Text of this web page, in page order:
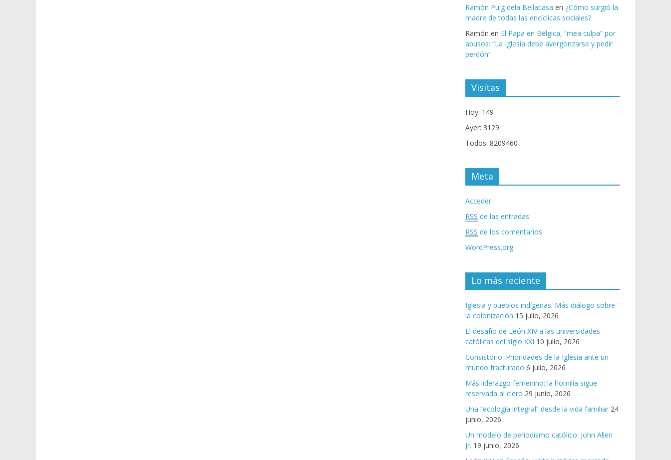
Ramón Puig dela Bellacasa en ¿Cómo surgió la
madre de todas las encíclicas sociales?
Ramón en El Papa en Bélgica, “mea culpa” por
abusos: “La Iglesia debe avergonzarse y pedir
perdón”
Visitas
Hoy: 149
Ayer: 3129
Todos: 8209460
Meta
Acceder
RSS de las entradas
RSS de los comentarios
WordPress.org
Lo más reciente
Iglesia y pueblos indígenas: Más diálogo sobre
la colonización 15 julio, 2026
El desafío de León XIV a las universidades
católicas del siglo XXI 10 julio, 2026
Consistorio: Prioridades de la Iglesia ante un
mundo fracturado 6 julio, 2026
Más liderazgo femenino; la homilía sigue
reservada al clero 29 junio, 2026
Una “ecología integral” desde la vida familiar 24
junio, 2026
Un modelo de periodismo católico: John Allen
Jr. 19 junio, 2026